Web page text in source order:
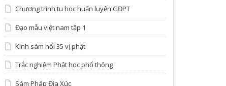
Chương trình tu học huấn luyện GĐPT
Đạo mẫu việt nam tập 1
Kinh sám hối 35 vị phật
Trắc nghiệm Phật học phổ thông
Sám Pháp Địa Xúc